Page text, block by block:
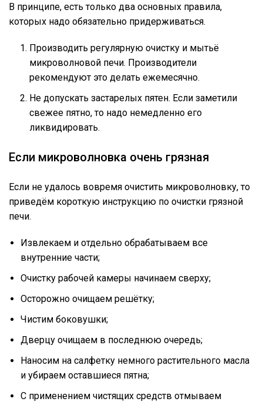
В принципе, есть только два основных правила,
которых надо обязательно придерживаться.
Производить регулярную очистку и мытьё
микроволновой печи. Производители
рекомендуют это делать ежемесячно.
Не допускать застарелых пятен. Если заметили
свежее пятно, то надо немедленно его
ликвидировать.
Если микроволновка очень грязная
Если не удалось вовремя очистить микроволновку, то
приведём короткую инструкцию по очистки грязной
печи.
Извлекаем и отдельно обрабатываем все
внутренние части;
Очистку рабочей камеры начинаем сверху;
Осторожно очищаем решётку;
Чистим боковушки;
Дверцу очищаем в последнюю очередь;
Наносим на салфетку немного растительного масла
и убираем оставшиеся пятна;
С применением чистящих средств отмываем